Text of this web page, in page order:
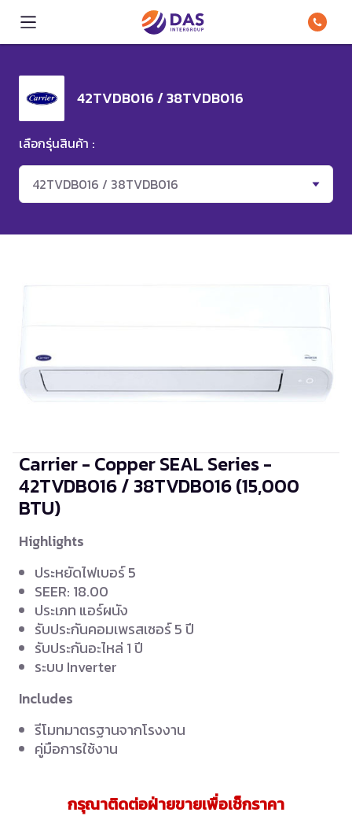
42TVDB016 / 38TVDB016
เลือกรุ่นสินค้า :
42TVDB016 / 38TVDB016
Carrier - Copper SEAL Series -
42TVDB016 / 38TVDB016(15,000
BTU)
Highlights
ประหยัดไฟเบอร์ 5
SEER: 18.00
ประเภท แอร์ผนัง
รับประกันคอมเพรสเซอร์ 5 ปี
รับประกันอะไหล่ 1 ปี
ระบบ Inverter
Includes
รีโมทมาตรฐานจากโรงงาน
คู่มือการใช้งาน
กรุณาติดต่อฝ่ายขายเพื่อเช็กราคา